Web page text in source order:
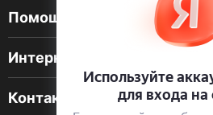
Помощь покупателю
Интернет-магазин
Контакты